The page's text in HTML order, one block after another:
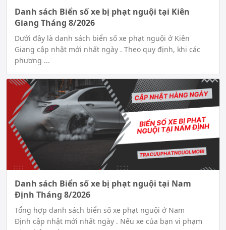
Danh sách Biển số xe bị phạt nguội tại Kiên
Giang Tháng 8/2026
Dưới đây là danh sách biển số xe phạt nguội ở Kiên
Giang cập nhật mới nhất ngày . Theo quy định, khi các
phương ...
Danh sách Biển số xe bị phạt nguội tại Nam
Định Tháng 8/2026
Tổng hợp danh sách biển số xe phạt nguội ở Nam
Định cập nhật mới nhất ngày . Nếu xe của bạn vi phạm